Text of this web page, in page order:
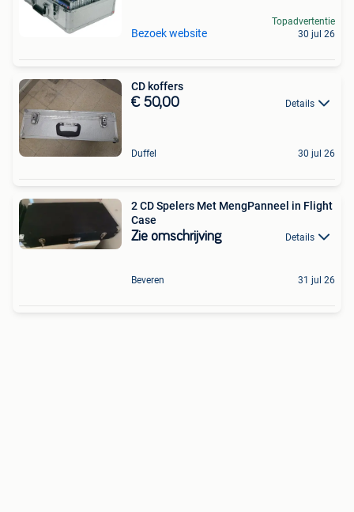
Bezoek website
Topadvertentie
30 jul 26
CD koffers
€ 50,00 Details
Duffel 30 jul 26
2 CD Spelers Met MengPanneel in Flight
Case
Zie omschrijving Details
Beveren 31 jul 26